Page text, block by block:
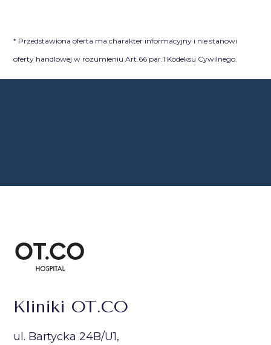
* Przedstawiona oferta ma charakter informacyjny i nie stanowi
oferty handlowej w rozumieniu Art.66 par.1 Kodeksu Cywilnego.
Kliniki OT.CO
ul. Bartycka 24B/U1,